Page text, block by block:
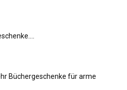
Büchergeschenke für arme